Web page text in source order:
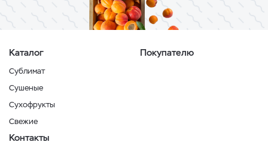
Каталог
Сублимат
Сушеные
Сухофрукты
Свежие
Покупателю
Контакты